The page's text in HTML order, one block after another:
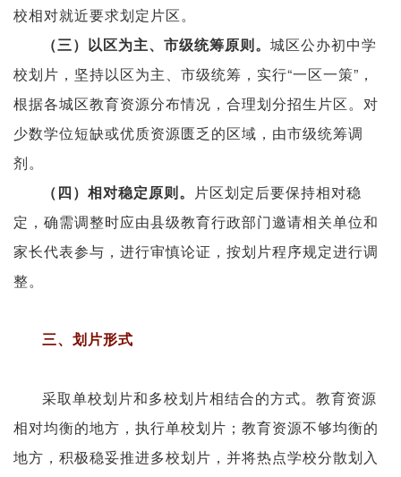
校相对就近要求划定片区。
（三）以区为主、市级统筹原则。 城区公办初中学
校划片，坚持以区为主、市级统筹，实行“一区一策”，
根据各城区教育资源分布情况，合理划分招生片区。对
少数学位短缺或优质资源匮乏的区域，由市级统筹调
剂。
（四）相对稳定原则。
片区划定后要保持相对稳
定，确需调整时应由县级教育行政部门邀请相关单位和
家长代表参与，进行审慎论证，按划片程序规定进行调
整。
三、划片形式
采取单校划片和多校划片相结合的方式。教育资源
相对均衡的地方，执行单校划片；教育资源不够均衡的
地方，积极稳妥推进多校划片，并将热点学校分散划入